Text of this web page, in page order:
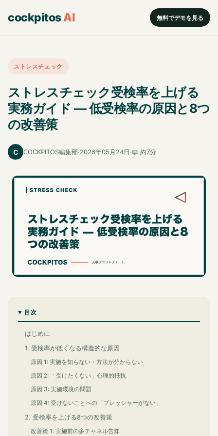
cockpitosAI 無料でデモを見る
ストレスチェック
ストレスチェック受検率を上げる
実務ガイド — 低受検率の原因と8つ
の改善策
C COCKPITOS編集部·2026年05月24日·📖 約7分
目次
はじめに
1. 受検率が低くなる構造的な原因
原因 1: 実施を知らない・方法が分からない
原因 2: 「受けたくない」心理的抵抗
原因 3: 実施環境の問題
原因 4: 受けないことへの「プレッシャーがない」
2. 受検率を上げる8つの改善策
改善策 1: 実施前の多チャネル告知